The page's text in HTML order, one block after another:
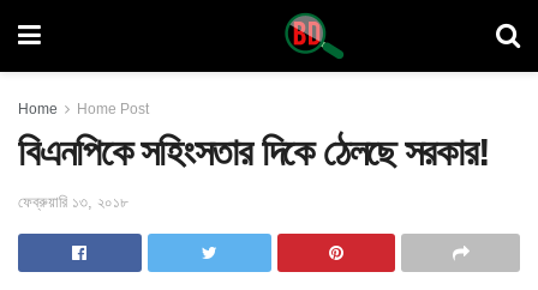
Home Home Post
বিএনপিকে সহিংসতার দিকে ঠেলছে সরকার!
ফেব্রুয়ারি ১৩, ২০১৮